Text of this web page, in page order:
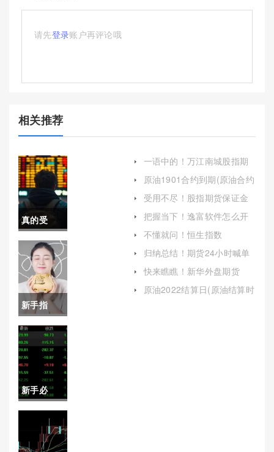
请先登录账户再评论哦
相关推荐
真的受
用！天然
气期货怎
样开户(天
然气期货
哪里买)
新手指
南！黄金
期货保证
金变化(黄
金期货保
证金制度)
新手必
备！金融
期货(风险
一语中的！万江南城股指期
指南)
原油1901合约到期(原油合约
受用不尽！股指期货保证金
货保证金的相关知识）
把握当下！逸富软件怎么开
货市场）
不懂就问！恒生指数
归纳总结！期货24小时喊单
快来瞧瞧！新华外盘期货
挑战）
原油2022结算日(原油结算时